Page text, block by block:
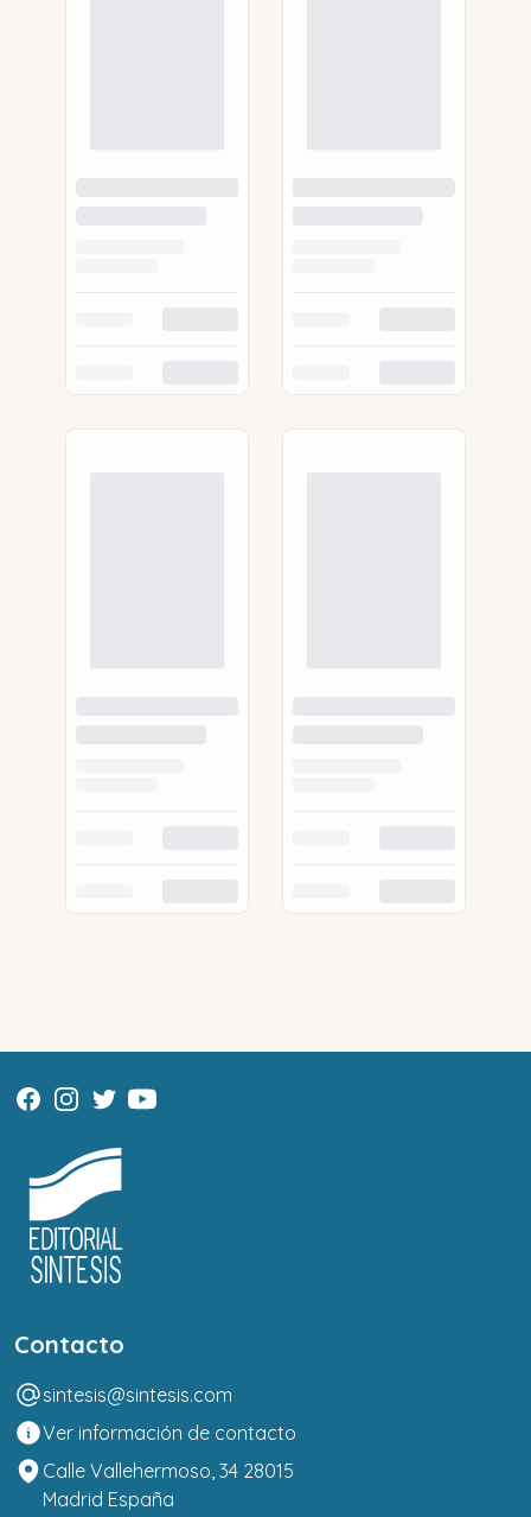
Contacto
sintesis@sintesis.com
Ver información de contacto
Calle Vallehermoso, 34 28015
Madrid España